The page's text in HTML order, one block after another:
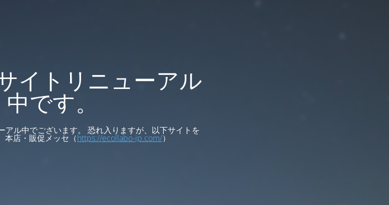
イトリニューアル
中です。
アル中でございます。 恐れ入りますが、以下サイトを
店・販促メッセ（https://ecollabo-jp.com/）